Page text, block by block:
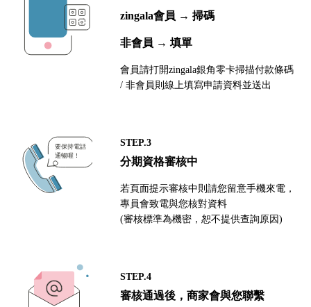
zingala會員 → 掃碼
非會員 → 填單
會員請打開zingala銀角零卡掃描付款條碼
/ 非會員則線上填寫申請資料並送出
STEP.3
分期資格審核中
若頁面提示審核中則請您留意手機來電，
專員會致電與您核對資料
(審核標準為機密，恕不提供查詢原因)
STEP.4
審核通過後，商家會與您聯繫